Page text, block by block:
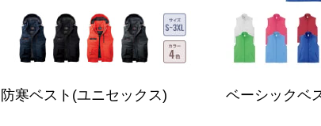
防寒ベスト(ユニセックス) ベーシックベ